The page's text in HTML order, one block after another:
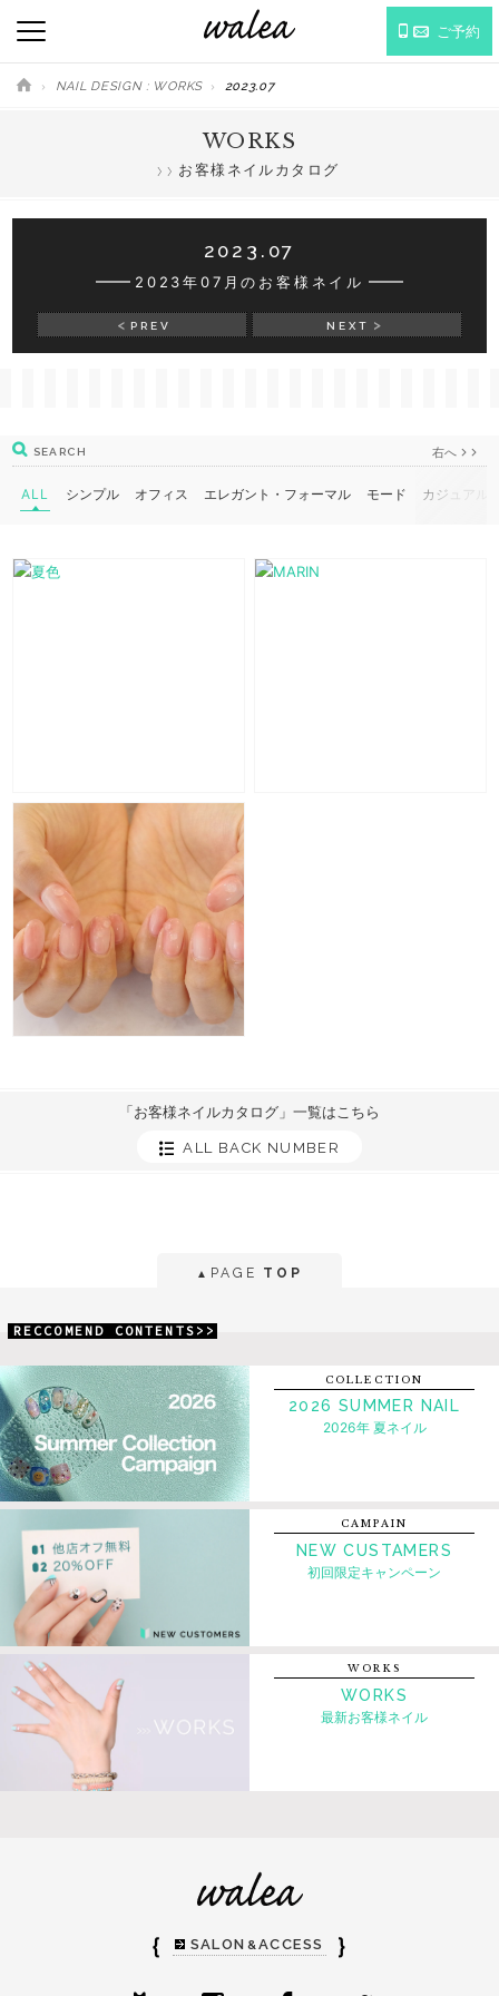
ご予約
NAIL DESIGN : WORKS 2023.07
WORKS
お客様ネイルカタログ
2023.07
2023年07月のお客様ネイル
PREV NEXT
SEARCH 右へ
ALL シンプル オフィス エレガント・フォーマル モード カジュアル
「お客様ネイルカタログ」一覧はこちら
ALL BACK NUMBER
▲ PAGE TOP
RECCOMEND CONTENTS>>
COLLECTION
2026 SUMMER NAIL
2026年 夏ネイル
CAMPAIN
NEW CUSTAMERS
初回限定キャンペーン
WORKS
WORKS
最新お客様ネイル
｛ SALON &ACCESS ｝